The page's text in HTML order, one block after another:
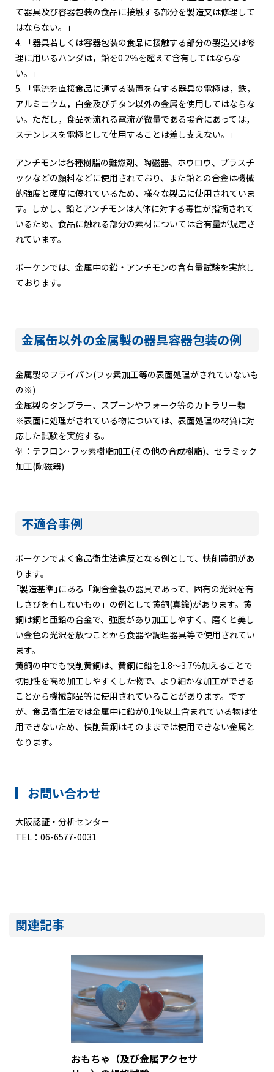
て器具及び容器包装の食品に接触する部分を製造又は修理して
はならない。」
4. 「器具若しくは容器包装の食品に接触する部分の製造又は修
理に用いるハンダは，鉛を0.2％を超えて含有してはならな
い。」
5. 「電流を直接食品に通ずる装置を有する器具の電極は，鉄，
アルミニウム，白金及びチタン以外の金属を使用してはならな
い。ただし，食品を流れる電流が微量である場合にあっては，
ステンレスを電極として使用することは差し支えない。」
アンチモンは各種樹脂の難燃剤、陶磁器、ホウロウ、プラスチ
ックなどの顔料などに使用されており、また鉛との合金は機械
的強度と硬度に優れているため、様々な製品に使用されていま
す。しかし、鉛とアンチモンは人体に対する毒性が指摘されて
いるため、食品に触れる部分の素材については含有量が規定さ
れています。
ボーケンでは、金属中の鉛・アンチモンの含有量試験を実施し
ております。
金属缶以外の金属製の器具容器包装の例
金属製のフライパン(フッ素加工等の表面処理がされていないも
の※)
金属製のタンブラー、スプーンやフォーク等のカトラリー類
※表面に処理がされている物については、表面処理の材質に対
応した試験を実施する。
例：テフロン･フッ素樹脂加工(その他の合成樹脂)、セラミック
加工(陶磁器)
不適合事例
ボーケンでよく食品衛生法違反となる例として、快削黄銅があ
ります。
｢製造基準｣にある「銅合金製の器具であって、固有の光沢を有
しさびを有しないもの」の例として黄銅(真鍮)があります。黄
銅は銅と亜鉛の合金で、強度があり加工しやすく、磨くと美し
い金色の光沢を放つことから食器や調理器具等で使用されてい
ます。
黄銅の中でも快削黄銅は、黄銅に鉛を1.8～3.7％加えることで
切削性を高め加工しやすくした物で、より細かな加工ができる
ことから機械部品等に使用されていることがあります。です
が、食品衛生法では金属中に鉛が0.1％以上含まれている物は使
用できないため、快削黄銅はそのままでは使用できない金属と
なります。
お問い合わせ
大阪認証・分析センター
TEL：06-6577-0031
関連記事
おもちゃ（及び金属アクセサ